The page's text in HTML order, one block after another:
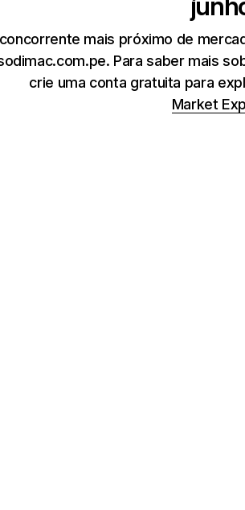
mais próximo de
Para saber mais
crie uma conta gratuita para
Market